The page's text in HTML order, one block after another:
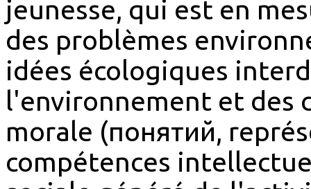
jeunesse, qui est en
des problèmes
idées écologiques
l'environnement et des
morale (понятий,
compétences